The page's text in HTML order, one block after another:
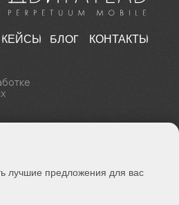
лучшие предложения для вас
Mobile
КОНТАКТЫ
БЛОГ
КЕЙСЫ